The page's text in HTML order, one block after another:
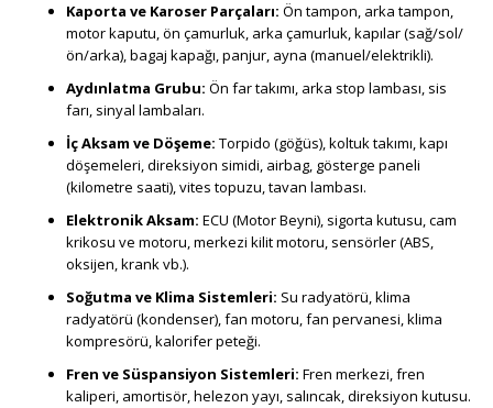
Kaporta ve Karoser Parçaları: Ön tampon, arka tampon,
motor kaputu, ön çamurluk, arka çamurluk, kapılar (sağ/sol/
ön/arka), bagaj kapağı, panjur, ayna (manuel/elektrikli).
Aydınlatma Grubu: Ön far takımı, arka stop lambası, sis
farı, sinyal lambaları.
İç Aksam ve Döşeme: Torpido (göğüs), koltuk takımı, kapı
döşemeleri, direksiyon simidi, airbag, gösterge paneli
(kilometre saati), vites topuzu, tavan lambası.
Elektronik Aksam: ECU (Motor Beyni), sigorta kutusu, cam
krikosu ve motoru, merkezi kilit motoru, sensörler (ABS,
oksijen, krank vb.).
Soğutma ve Klima Sistemleri: Su radyatörü, klima
radyatörü (kondenser), fan motoru, fan pervanesi, klima
kompresörü, kalorifer peteği.
Fren ve Süspansiyon Sistemleri: Fren merkezi, fren
kaliperi, amortisör, helezon yayı, salıncak, direksiyon kutusu.